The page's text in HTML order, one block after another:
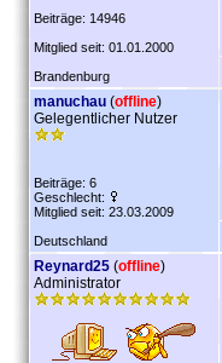
Beiträge: 14946
Mitglied seit: 01.01.2000
Brandenburg
manuchau (offline)
Gelegentlicher Nutzer
Beiträge: 6
Geschlecht:
Mitglied seit: 23.03.2009
Deutschland
Reynard25 (offline)
Administrator